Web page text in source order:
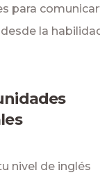
para
la
nivel de inglés